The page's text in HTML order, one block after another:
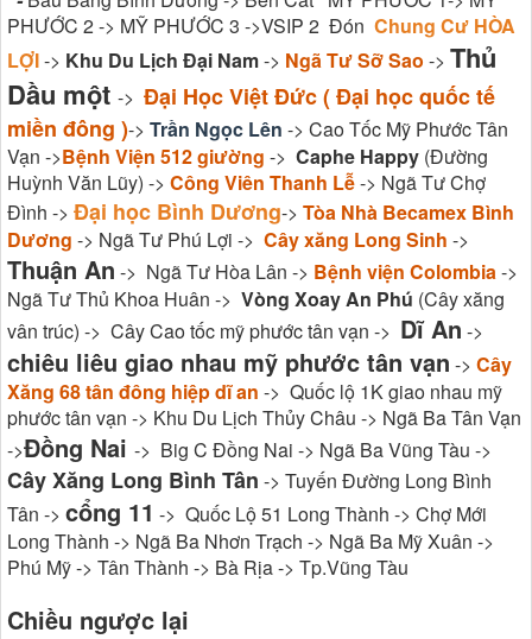
PHƯỚC 2 -> MỸ PHƯỚC 3 ->VSIP 2 Đón Chung Cư HÒA
LỢI-> Khu Du Lịch Đại Nam-> Ngã Tư Sỡ Sao -> Thủ
Dầu một -> Đại Học Việt Đức ( Đại học quốc tế
miền đông )-> Trần Ngọc Lên -> Cao Tốc Mỹ Phước Tân
Vạn ->Bệnh Viện 512 giường -> Caphe Happy (Đường
Huỳnh Văn Lũy) -> Công Viên Thanh Lễ-> Ngã Tư Chợ
Đình -> Đại học Bình Dương-> Tòa Nhà Becamex Bình
Dương -> Ngã Tư Phú Lợi -> Cây xăng Long Sinh ->
Thuận An -> Ngã Tư Hòa Lân -> Bệnh viện Colombia->
Ngã Tư Thủ Khoa Huân -> Vòng Xoay An Phú (Cây xăng
vân trúc) -> Cây Cao tốc mỹ phước tân vạn -> Dĩ An ->
chiêu liêu giao nhau mỹ phước tân vạn -> Cây
Xăng 68 tân đông hiệp dĩ an -> Quốc lộ 1K giao nhau mỹ
phước tân vạn -> Khu Du Lịch Thủy Châu -> Ngã Ba Tân Vạn
->Đồng Nai -> Big C Đồng Nai -> Ngã Ba Vũng Tàu ->
Cây Xăng Long Bình Tân -> Tuyến Đường Long Bình
Tân -> cổng 11 -> Quốc Lộ 51 Long Thành -> Chợ Mới
Long Thành -> Ngã Ba Nhơn Trạch -> Ngã Ba Mỹ Xuân ->
Phú Mỹ -> Tân Thành -> Bà Rịa -> Tp.Vũng Tàu
Chiều ngược lại